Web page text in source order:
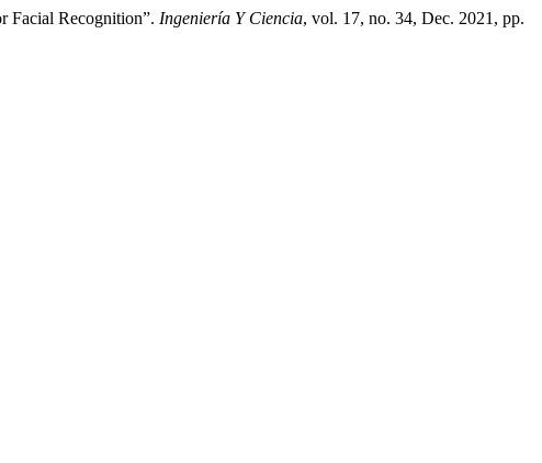
Facial Recognition”. Ingeniería Y Ciencia, vol. 17, no. 34, Dec. 2021, pp.